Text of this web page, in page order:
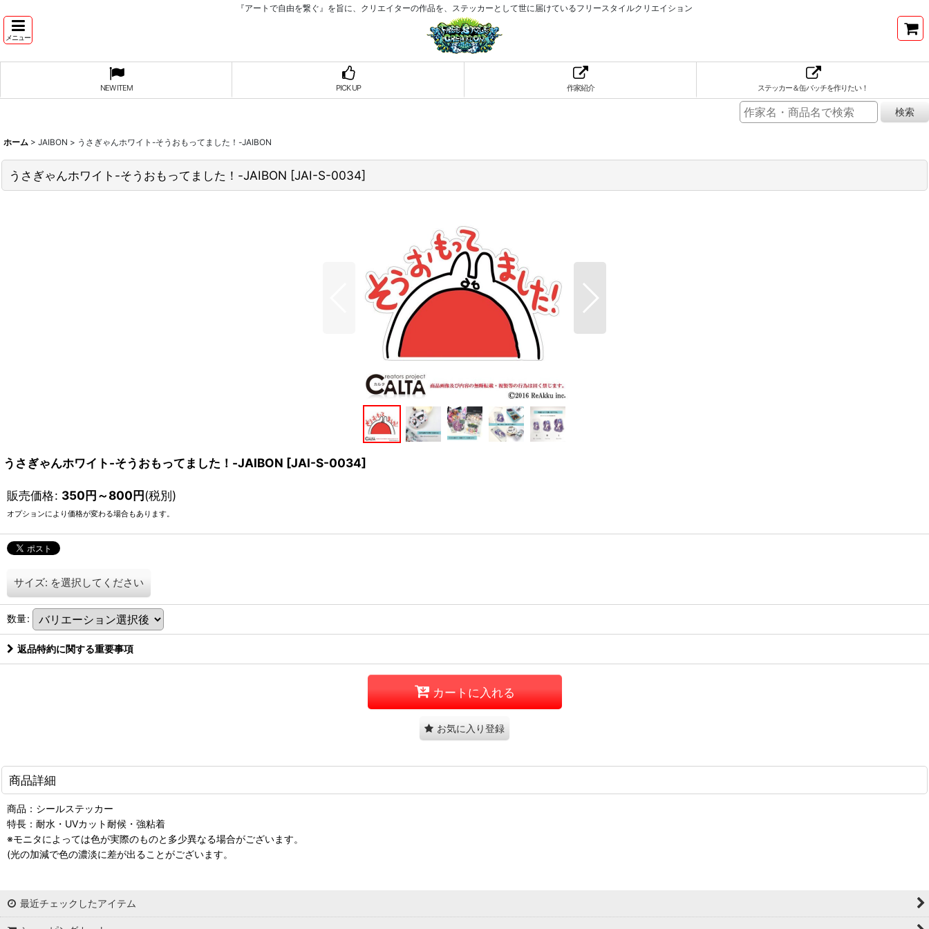
『アートで自由を繋ぐ』を旨に、クリエイターの作品を、ステッカーとして世に届けているフリースタイルクリエイション
メニュー
NEW ITEM PICK UP 作家紹介 ステッカー＆缶バッチを作りたい！
ホーム > JAIBON > うさぎゃんホワイト-そうおもってました！-JAIBON
うさぎゃんホワイト-そうおもってました！-JAIBON [JAI-S-0034]
うさぎゃんホワイト-そうおもってました！-JAIBON [JAI-S-0034]
販売価格: 350円～800円(税別)
オプションにより価格が変わる場合もあります。
サイズ: を選択してください
数量:
返品特約に関する重要事項
カートに入れる
お気に入り登録
商品詳細
商品：シールステッカー
特長：耐水・UVカット耐候・強粘着
※モニタによっては色が実際のものと多少異なる場合がございます。
(光の加減で色の濃淡に差が出ることがございます。
最近チェックしたアイテム